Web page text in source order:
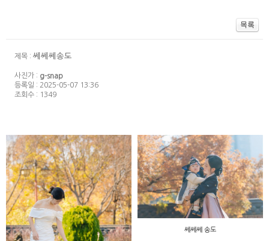
제목 : 쎄쎄쎄송도
사진가 : g-snap
등록일 : 2025-05-07 13:36
조회수 : 1349
쎄쎄쎄 송도